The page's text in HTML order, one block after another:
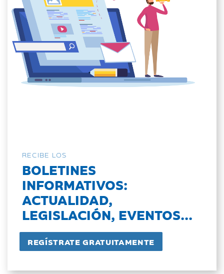
RECIBE LOS
BOLETINES
INFORMATIVOS:
ACTUALIDAD,
LEGISLACIÓN, EVENTOS...